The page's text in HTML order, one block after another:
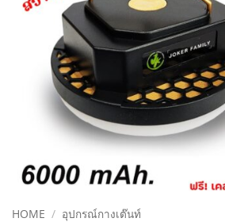
HOME / อุปกรณ์กางเต๊นท์